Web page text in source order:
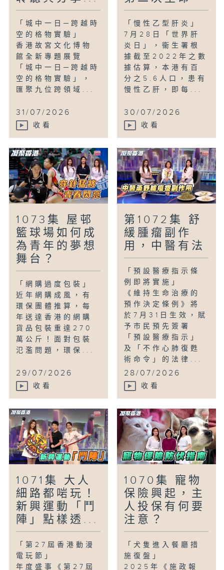
「城中一日─跨越時
空的格物實驗」
香港故宮文化博物
館全新專題展覽
「城中一日─跨越時
空的格物實驗」，
匯聚九位跨領域...
31/07/2026
收看
「慢性乙型肝炎」
7月28日「世界肝
炎日」，衞生署根
據截至2022年之數
據估算，本港有百
分之5.6人口，患有
慢性乙肝，即每...
30/07/2026
收看
1073集 屋邨
籃球場如何成
為青年的夢想
舞台？
「網購過度包裝」
近年網購成風，有
環保團體推算，每
年送達香港的網購
貨品包裝重達270
萬公斤！面對包裝
氾濫問題，環保...
29/07/2026
收看
第1072集 舒
緩腫瘤副作
用，中醫有法
「預設醫療指示條
例即將實施」
《維持生命治療的
預作決定條例》將
於7月31日生效，賦
予市民預先簽署
「預設醫療指示」
及「不作心肺復甦
術命令」的法律...
28/07/2026
收看
1071集 大人
細路都啱玩！
新興運動「鬥
陣」點樣透...
「第27屆香港動漫
電玩節」
年度盛事《第27屆
1070集 寵物
保險興起，主
人投保有何要
注意？
「犬隻進入餐廳措
施復盤」
2025年《施政報